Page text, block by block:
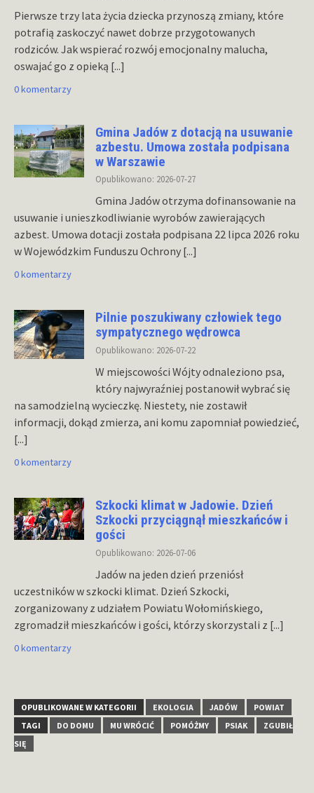
Pierwsze trzy lata życia dziecka przynoszą zmiany, które
potrafią zaskoczyć nawet dobrze przygotowanych
rodziców. Jak wspierać rozwój emocjonalny malucha,
oswajać go z opieką [...]
0 komentarzy
Gmina Jadów z dotacją na usuwanie
azbestu. Umowa została podpisana
w Warszawie
Opublikowano: 2026-07-27
Gmina Jadów otrzyma dofinansowanie na
usuwanie i unieszkodliwianie wyrobów zawierających
azbest. Umowa dotacji została podpisana 22 lipca 2026 roku
w Wojewódzkim Funduszu Ochrony [...]
0 komentarzy
Pilnie poszukiwany człowiek tego
sympatycznego wędrowca
Opublikowano: 2026-07-22
W miejscowości Wójty odnaleziono psa,
który najwyraźniej postanowił wybrać się
na samodzielną wycieczkę. Niestety, nie zostawił
informacji, dokąd zmierza, ani komu zapomniał powiedzieć,
[...]
0 komentarzy
Szkocki klimat w Jadowie. Dzień
Szkocki przyciągnął mieszkańców i
gości
Opublikowano: 2026-07-06
Jadów na jeden dzień przeniósł
uczestników w szkocki klimat. Dzień Szkocki,
zorganizowany z udziałem Powiatu Wołomińskiego,
zgromadził mieszkańców i gości, którzy skorzystali z [...]
0 komentarzy
OPUBLIKOWANE W KATEGORII EKOLOGIA JADÓW
POWIAT
TAGI
DO DOMU MU WRÓCIĆ POMÓŻMY PSIAK
ZGUBIŁ
SIĘ